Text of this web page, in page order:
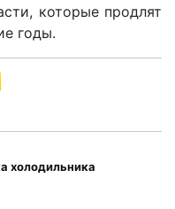
которые продлят
годы.
холодильника